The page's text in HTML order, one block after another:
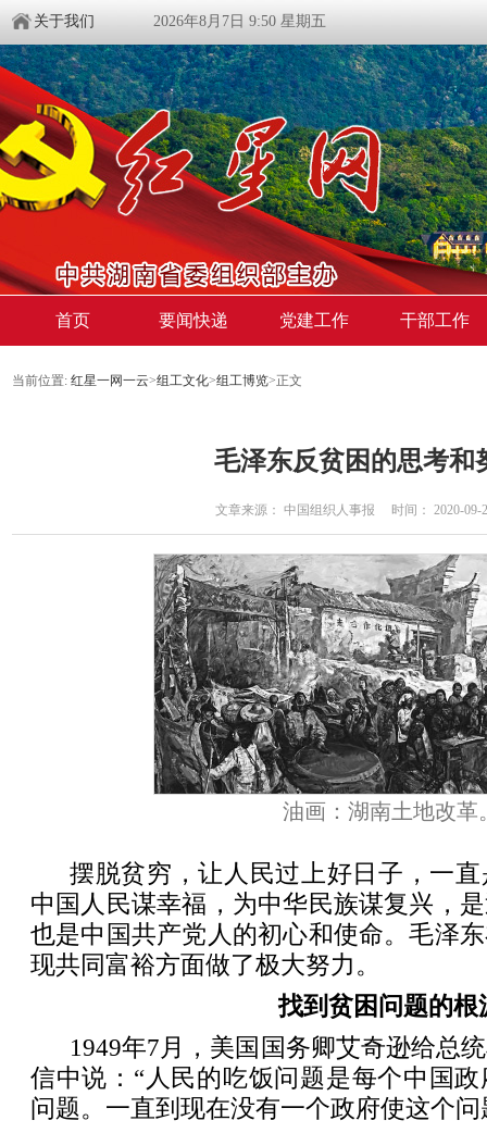
关于我们 2026年8月7日 9:50 星期五
首页 要闻快递 党建工作 干部工作
当前位置: 红星一网一云>组工文化>组工博览>正文
毛泽东反贫困的思考和
文章来源： 中国组织人事报 时间： 2020-09-
油画：湖南土地改革
摆脱贫穷，让人民过上好日子，一
中国人民谋幸福，为中华民族谋复兴，
也是中国共产党人的初心和使命。毛泽
现共同富裕方面做了极大努力。
找到贫困问题的根
1949年7月，美国国务卿艾奇逊给总
信中说：“人民的吃饭问题是每个中国
问题。一直到现在没有一个政府使这个